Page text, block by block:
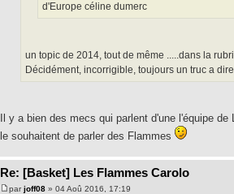
d'Europe céline dumerc
un topic de 2014, tout de même .....dans la
Décidément, incorrigible, toujours un truc a dire
Il y a bien des mecs qui parlent d'une l'équipe
le souhaitent de parler des Flammes
Re: [Basket] Les Flammes Carolo
parjoff08 » 04 Aoû 2016, 17:19